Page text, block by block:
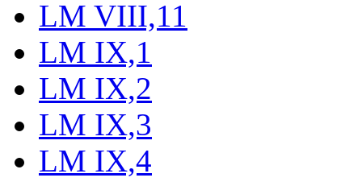
LM VIII,11
LM IX,1
LM IX,2
LM IX,3
LM IX,4